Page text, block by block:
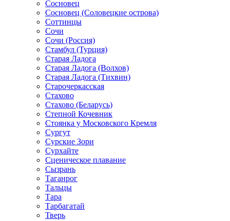
Сосновец
Сосновец (Соловецкие острова)
Соттинцы
Сочи
Сочи (Россия)
Стамбул (Турция)
Старая Ладога
Старая Ладога (Волхов)
Старая Ладога (Тихвин)
Старочеркасская
Стахово
Стахово (Беларусь)
Степной Кочевник
Стоянка у Московского Кремля
Сургут
Сурские Зори
Сурхайте
Сценическое плавание
Сызрань
Таганрог
Тальцы
Тара
Тарбагатай
Тверь